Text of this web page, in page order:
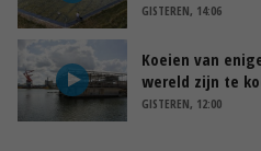
GISTEREN, 14:06
Koeien van
wereld zijn te
GISTEREN, 12:00